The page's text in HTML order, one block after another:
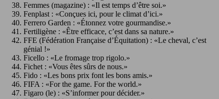
Femmes (magazine) : «Il est temps d’être soi.»
Fenplast : «Conçues ici, pour le climat d’ici.»
Ferrero Garden : «Étonnez votre gourmandise.»
Fertiligène : «Être efficace, c’est dans sa nature.»
FFE (Fédération Française d’Équitation) : «Le cheval, c’est
génial !»
Ficello : «Le fromage trop rigolo.»
Fichet : «Vous êtes sûrs de nous.»
Fido : «Les bons prix font les bons amis.»
FIFA : «For the game. For the world.»
Figaro (le) : «S’informer pour décider.»